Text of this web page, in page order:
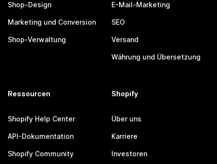
Shop-Design
Marketing und Conversion
Shop-Verwaltung
E-Mail-Marketing
SEO
Versand
Währung und Übersetzung
Ressourcen
Shopify Help Center
API-Dokumentation
Shopify Community
Shopify
Über uns
Karriere
Investoren